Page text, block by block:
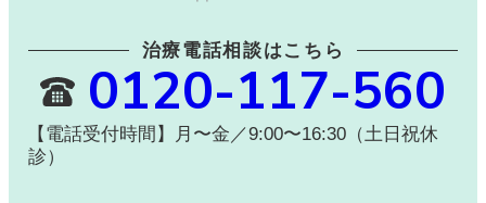
治療電話相談はこちら
0120-117-560
【電話受付時間】月〜金／9:00〜16:30（土日祝休
診）